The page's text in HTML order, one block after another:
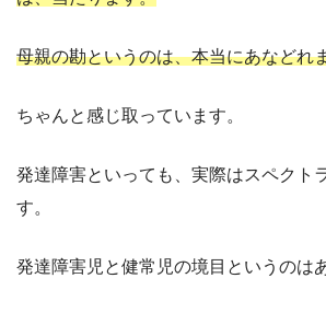
母親の勘というのは、本当にあなどれ
ちゃんと感じ取っています。
発達障害といっても、実際はスペクト
す。
発達障害児と健常児の境目というのは